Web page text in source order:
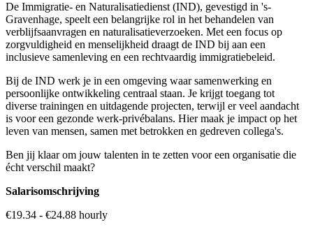
De Immigratie- en Naturalisatiedienst (IND), gevestigd in 's-
Gravenhage, speelt een belangrijke rol in het behandelen van
verblijfsaanvragen en naturalisatieverzoeken. Met een focus op
zorgvuldigheid en menselijkheid draagt de IND bij aan een
inclusieve samenleving en een rechtvaardig immigratiebeleid.
Bij de IND werk je in een omgeving waar samenwerking en
persoonlijke ontwikkeling centraal staan. Je krijgt toegang tot
diverse trainingen en uitdagende projecten, terwijl er veel aandacht
is voor een gezonde werk-privébalans. Hier maak je impact op het
leven van mensen, samen met betrokken en gedreven collega's.
Ben jij klaar om jouw talenten in te zetten voor een organisatie die
écht verschil maakt?
Salarisomschrijving
€19.34 - €24.88 hourly